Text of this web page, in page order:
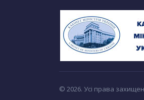
© 2026. Усі права